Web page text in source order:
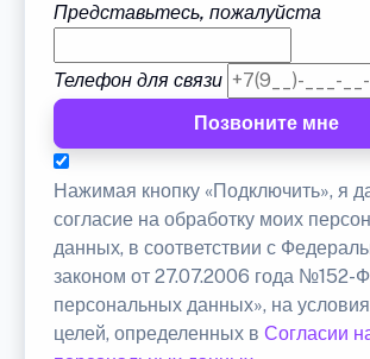
Представьтесь, пожалуйста
Телефон для связи
Позвоните мне
Нажимая кнопку «Подключить», я
согласие на обработку моих
данных, в соответствии с
законом от 27.07.2006 года №152-
персональных данных», на
целей, определенных в Согласии